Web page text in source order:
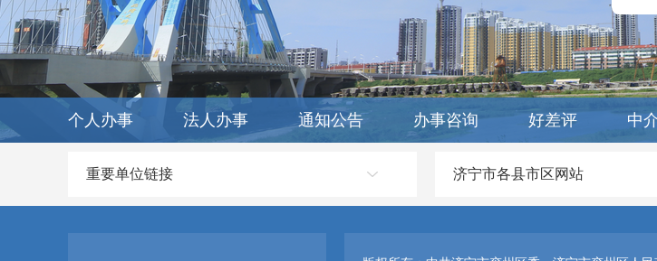
个人办事 法人办事 通知公告 办事咨询 好差评 中
重要单位链接 济宁市各县市区网站